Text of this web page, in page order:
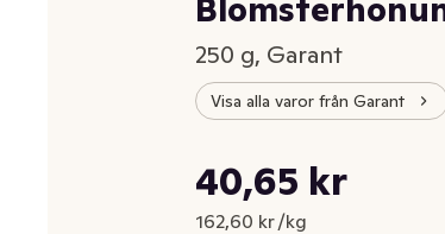
250 g, Garant
Visa alla varor från Garant
Nuvarande pris är: 40,65 kr
40,65 kr
162,60 kr /kg
Styckpris: 162,60 kr /kg